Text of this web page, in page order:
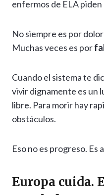
enfermos de ELA piden
No siempre es por
Muchas veces es por
Cuando el sistema te
vivir dignamente es un
libre. Para morir hay
obstáculos.
Eso no es progreso. Es
Europa cuida.